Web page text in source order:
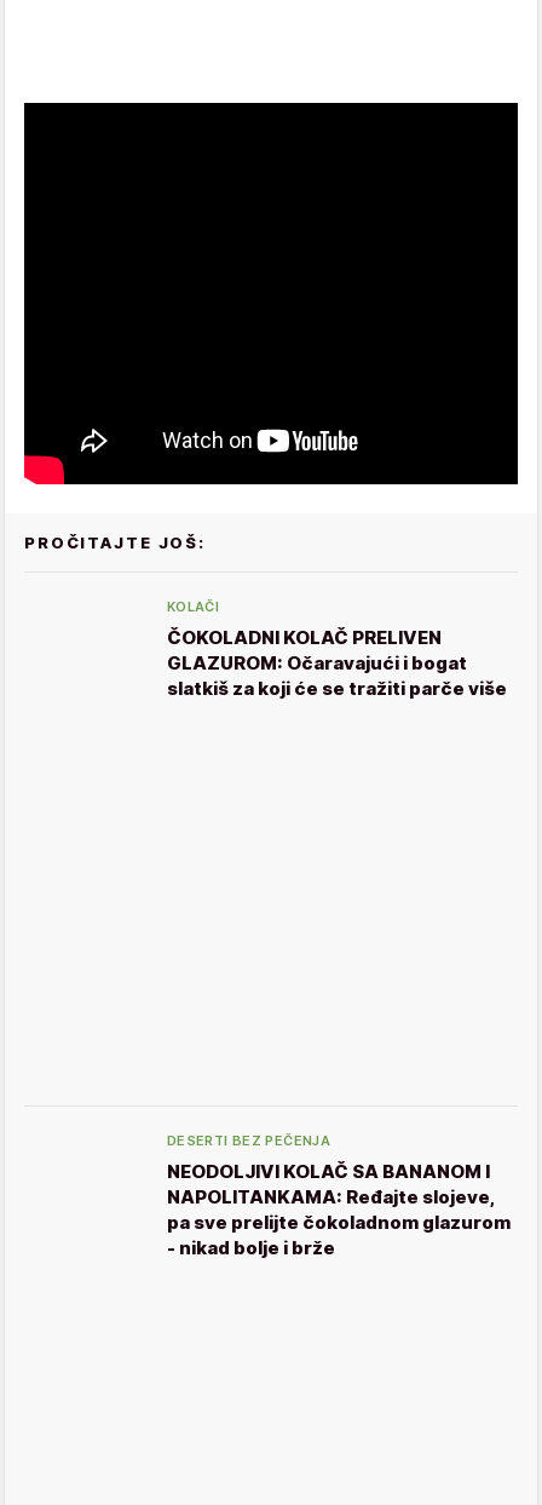
PROČITAJTE JOŠ:
KOLAČI
ČOKOLADNI KOLAČ PRELIVEN
GLAZUROM: Očaravajući i bogat
slatkiš za koji će se tražiti parče više
DESERTI BEZ PEČENJA
NEODOLJIVI KOLAČ SA BANANOM I
NAPOLITANKAMA: Ređajte slojeve,
pa sve prelijte čokoladnom glazurom
- nikad bolje i brže